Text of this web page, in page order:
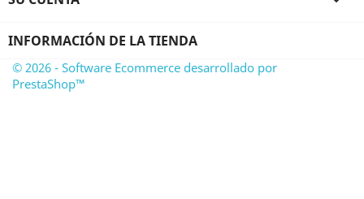
INFORMACIÓN DE LA TIENDA
© 2026 - Software Ecommerce desarrollado por
PrestaShop™